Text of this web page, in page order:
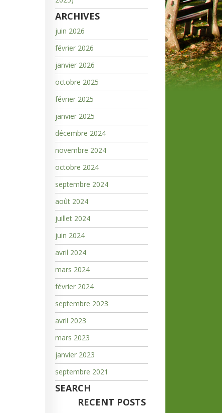
ARCHIVES
juin 2026
février 2026
janvier 2026
octobre 2025
février 2025
janvier 2025
décembre 2024
novembre 2024
octobre 2024
septembre 2024
août 2024
juillet 2024
juin 2024
avril 2024
mars 2024
février 2024
septembre 2023
avril 2023
mars 2023
janvier 2023
septembre 2021
SEARCH
RECENT POSTS